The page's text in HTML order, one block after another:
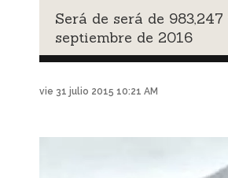
Será de será de
septiembre de 2016
vie 31 julio 2015 10:21 AM